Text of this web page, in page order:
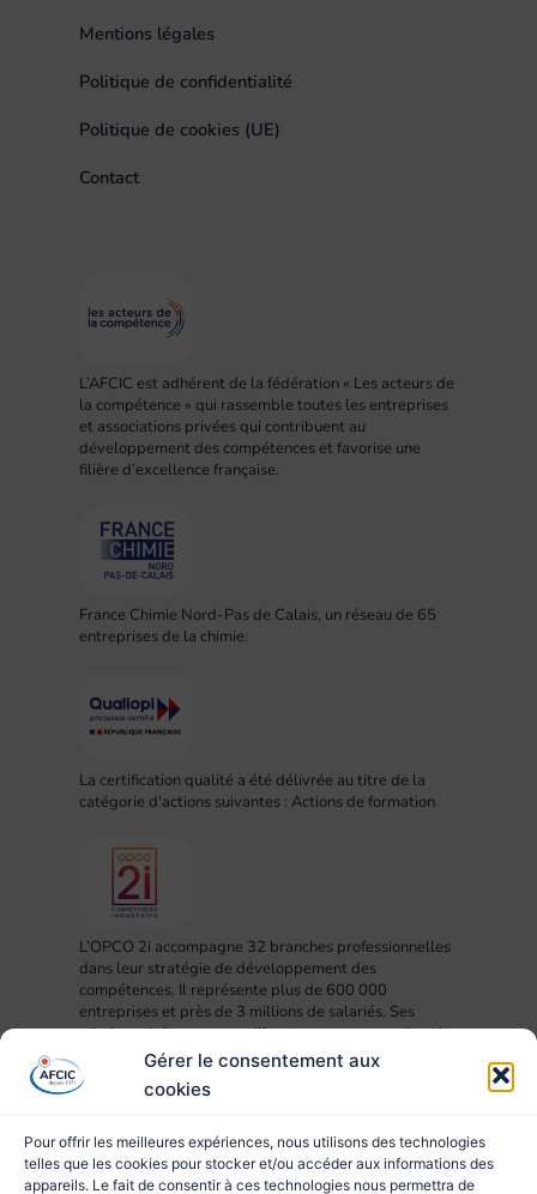
Gérer le consentement aux
cookies
Pour offrir les meilleures expériences, nous utilisons des technologies
telles que les cookies pour stocker et/ou accéder aux informations des
appareils. Le fait de consentir à ces technologies nous permettra de
Mentions légales
Politique de confidentialité
Politique de cookies (UE)
Contact
L’AFCIC est adhérent de la fédération « Les acteurs de
la compétence » qui rassemble toutes les entreprises
et associations privées qui contribuent au
développement des compétences et favorise une
filière d’excellence française.
France Chimie Nord-Pas de Calais, un réseau de 65
entreprises de la chimie.
La certification qualité a été délivrée au titre de la
catégorie d'actions suivantes : Actions de formation.
L’OPCO 2i accompagne 32 branches professionnelles
dans leur stratégie de développement des
compétences. Il représente plus de 600 000
entreprises et près de 3 millions de salariés. Ses
missions : informer, conseiller et accompagner dans la
mise en œuvre des projets RH, compétences,
formation et apprentissage.